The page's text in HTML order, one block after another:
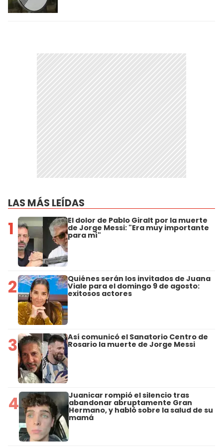
LAS MÁS LEÍDAS
1 El dolor de Pablo Giralt por la muerte
de Jorge Messi: "Era muy importante
para mí"
2 Quiénes serán los invitados de Juana
Viale para el domingo 9 de agosto:
exitosos actores
3 Así comunicó el Sanatorio Centro de
Rosario la muerte de Jorge Messi
4 Juanicar rompió el silencio tras
abandonar abruptamente Gran
Hermano, y habló sobre la salud de su
mamá